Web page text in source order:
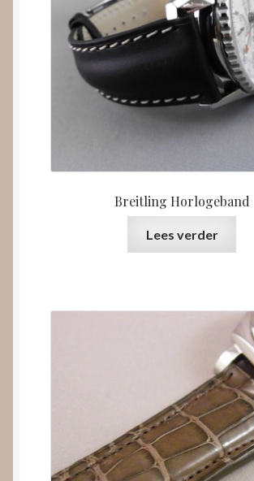
Breitling Horlogeband
Lees verder